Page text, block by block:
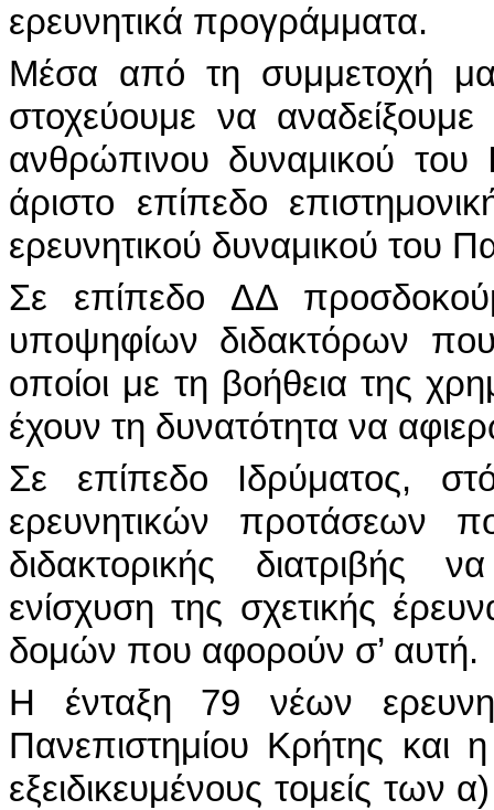
ερευνητικά προγράμματα.
Μέσα από τη συμμετοχή
στοχεύουμε να αναδείξουμε
ανθρώπινου δυναμικού του
άριστο επίπεδο
ερευνητικού δυναμικού του
Σε επίπεδο ΔΔ
υποψηφίων διδακτόρων
οποίοι με τη βοήθεια της
έχουν τη δυνατότητα να
Σε επίπεδο Ιδρύματος,
ερευνητικών προτάσεων
διδακτορικής διατριβής
ενίσχυση της σχετικής
δομών που αφορούν σ’ αυτή.
Η ένταξη 79 νέων
Πανεπιστημίου Κρήτης και
εξειδικευμένους τομείς